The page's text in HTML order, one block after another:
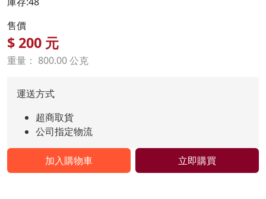
售價
$ 200 元
重量： 800.00 公克
運送方式
超商取貨
公司指定物流
加入購物車 立即購買